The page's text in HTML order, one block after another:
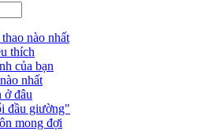
nào nhất
thích
của bạn
nhất
ở đâu
đầu giường"
mong đợi